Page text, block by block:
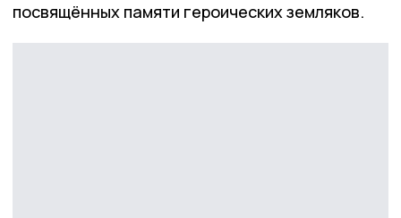
посвящённых памяти героических земляков.